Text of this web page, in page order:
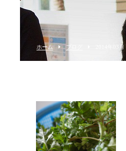
ホーム ブログ 2014年03月